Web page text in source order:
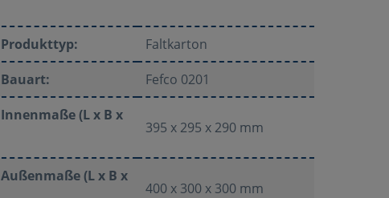
Produkttyp:
Faltkarton
Bauart:
Fefco 0201
Innenmaße (L x B x
395 x 295 x 290 mm
Außenmaße (L x B x
400 x 300 x 300 mm